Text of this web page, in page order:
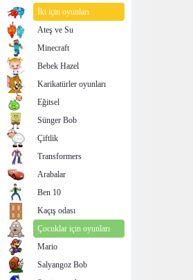
İki için oyunları
Ateş ve Su
Minecraft
Bebek Hazel
Karikatürler oyunları
Eğitsel
Sünger Bob
Çiftlik
Transformers
Arabalar
Ben 10
Kaçış odası
Çocuklar için oyunları
Mario
Salyangoz Bob